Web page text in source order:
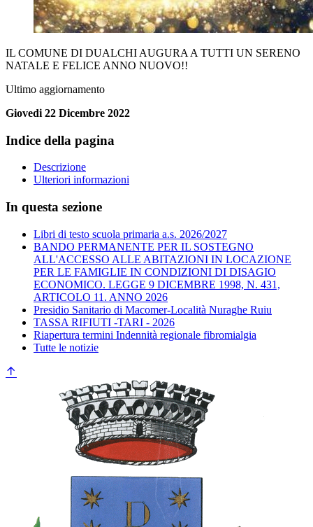
IL COMUNE DI DUALCHI AUGURA A TUTTI UN SERENO
NATALE E FELICE ANNO NUOVO!!
Ultimo aggiornamento
Giovedi 22 Dicembre 2022
Indice della pagina
Descrizione
Ulteriori informazioni
In questa sezione
Libri di testo scuola primaria a.s. 2026/2027
BANDO PERMANENTE PER IL SOSTEGNO
ALL'ACCESSO ALLE ABITAZIONI IN LOCAZIONE
PER LE FAMIGLIE IN CONDIZIONI DI DISAGIO
ECONOMICO. LEGGE 9 DICEMBRE 1998, N. 431,
ARTICOLO 11. ANNO 2026
Presidio Sanitario di Macomer-Località Nuraghe Ruiu
TASSA RIFIUTI -TARI - 2026
Riapertura termini Indennità regionale fibromialgia
Tutte le notizie